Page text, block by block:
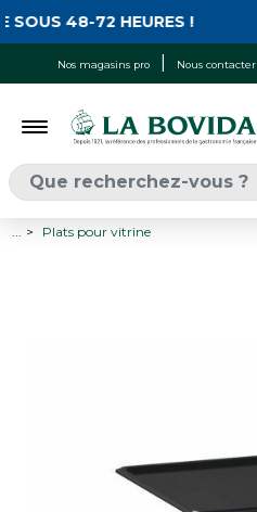
Nos magasins pro Nous contacter
SOUS 48-72 HEURES !
Plats pour vitrine